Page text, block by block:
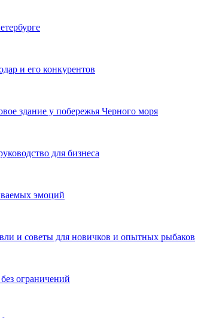
и его конкурентов
здание у побережья Черного моря
для бизнеса
эмоций
и советы для новичков и опытных рыбаков
ограничений